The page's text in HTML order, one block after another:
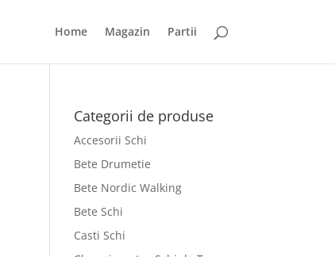
Home Magazin Partii
Categorii de produse
Accesorii Schi
Bete Drumetie
Bete Nordic Walking
Bete Schi
Casti Schi